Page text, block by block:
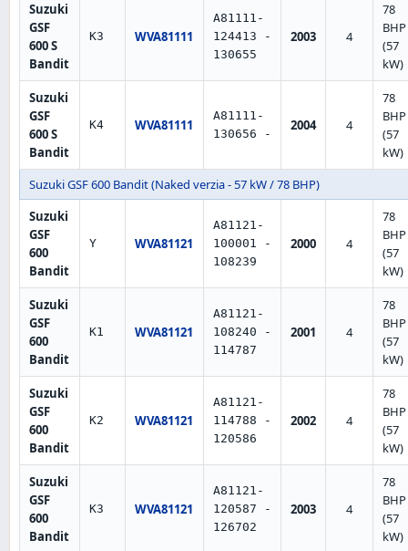
Suzuki
GSF
600 S
Bandit
K3 WVA81111
A81111-
124413 -
130655
2003 4
78
BHP
(57
kW)
Suzuki
GSF
600 S
Bandit
K4 WVA81111
A81111-
130656 -
2004 4
78
BHP
(57
kW)
Suzuki GSF 600 Bandit (Naked verzia - 57 kW / 78 BHP)
Suzuki
GSF
600
Bandit
Y WVA81121
A81121-
100001 -
108239
2000 4
78
BHP
(57
kW)
Suzuki
GSF
600
Bandit
K1 WVA81121
A81121-
108240 -
114787
2001 4
78
BHP
(57
kW)
Suzuki
GSF
600
Bandit
K2 WVA81121
A81121-
114788 -
120586
2002 4
78
BHP
(57
kW)
Suzuki
GSF
600
Bandit
K3 WVA81121
A81121-
120587 -
126702
2003 4
78
BHP
(57
kW)